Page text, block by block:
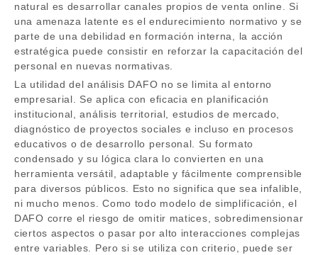
natural es desarrollar canales propios de venta online. Si
una amenaza latente es el endurecimiento normativo y se
parte de una debilidad en formación interna, la acción
estratégica puede consistir en reforzar la capacitación del
personal en nuevas normativas.
La utilidad del análisis DAFO no se limita al entorno
empresarial. Se aplica con eficacia en planificación
institucional, análisis territorial, estudios de mercado,
diagnóstico de proyectos sociales e incluso en procesos
educativos o de desarrollo personal. Su formato
condensado y su lógica clara lo convierten en una
herramienta versátil, adaptable y fácilmente comprensible
para diversos públicos. Esto no significa que sea infalible,
ni mucho menos. Como todo modelo de simplificación, el
DAFO corre el riesgo de omitir matices, sobredimensionar
ciertos aspectos o pasar por alto interacciones complejas
entre variables. Pero si se utiliza con criterio, puede ser